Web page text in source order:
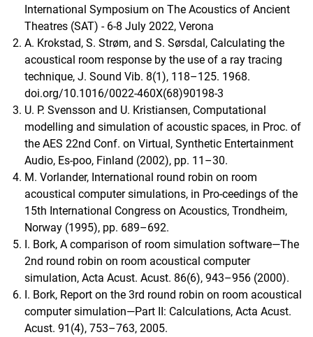
International Symposium on The Acoustics of Ancient
Theatres (SAT) - 6-8 July 2022, Verona
A. Krokstad, S. Strøm, and S. Sørsdal, Calculating the
acoustical room response by the use of a ray tracing
technique, J. Sound Vib. 8(1), 118–125. 1968.
doi.org/10.1016/0022-460X(68)90198-3
U. P. Svensson and U. Kristiansen, Computational
modelling and simulation of acoustic spaces, in Proc. of
the AES 22nd Conf. on Virtual, Synthetic Entertainment
Audio, Es-poo, Finland (2002), pp. 11–30.
M. Vorlander, International round robin on room
acoustical computer simulations, in Pro-ceedings of the
15th International Congress on Acoustics, Trondheim,
Norway (1995), pp. 689–692.
I. Bork, A comparison of room simulation software—The
2nd round robin on room acoustical computer
simulation, Acta Acust. Acust. 86(6), 943–956 (2000).
I. Bork, Report on the 3rd round robin on room acoustical
computer simulation—Part II: Calculations, Acta Acust.
Acust. 91(4), 753–763, 2005.